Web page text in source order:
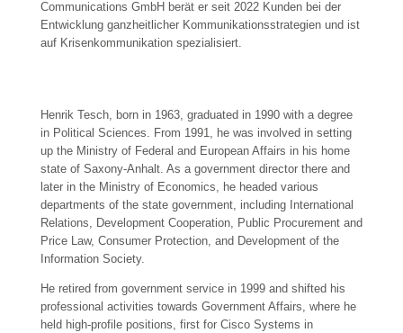
Communications GmbH berät er seit 2022 Kunden bei der
Entwicklung ganzheitlicher Kommunikationsstrategien und ist
auf Krisenkommunikation spezialisiert.
Henrik Tesch, born in 1963, graduated in 1990 with a degree
in Political Sciences. From 1991, he was involved in setting
up the Ministry of Federal and European Affairs in his home
state of Saxony-Anhalt. As a government director there and
later in the Ministry of Economics, he headed various
departments of the state government, including International
Relations, Development Cooperation, Public Procurement and
Price Law, Consumer Protection, and Development of the
Information Society.
He retired from government service in 1999 and shifted his
professional activities towards Government Affairs, where he
held high-profile positions, first for Cisco Systems in